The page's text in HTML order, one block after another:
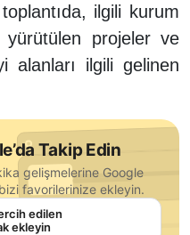
toplantıda, ilgili kurum
yürütülen projeler ve
alanları ilgili gelinen
Takip Edin
gelişmelerine Google
favorilerinize ekleyin.
edilen
ekleyin